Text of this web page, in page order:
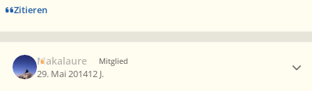
Zitieren
Makalaure Mitglied
29. Mai 201412 J.